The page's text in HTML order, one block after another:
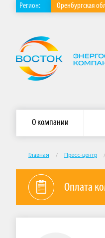
Регион:
Оренбургская
б
р
а
г
о
р
н
Главная страница АО
О компании
Главная / Пресс-центр /
Оплата